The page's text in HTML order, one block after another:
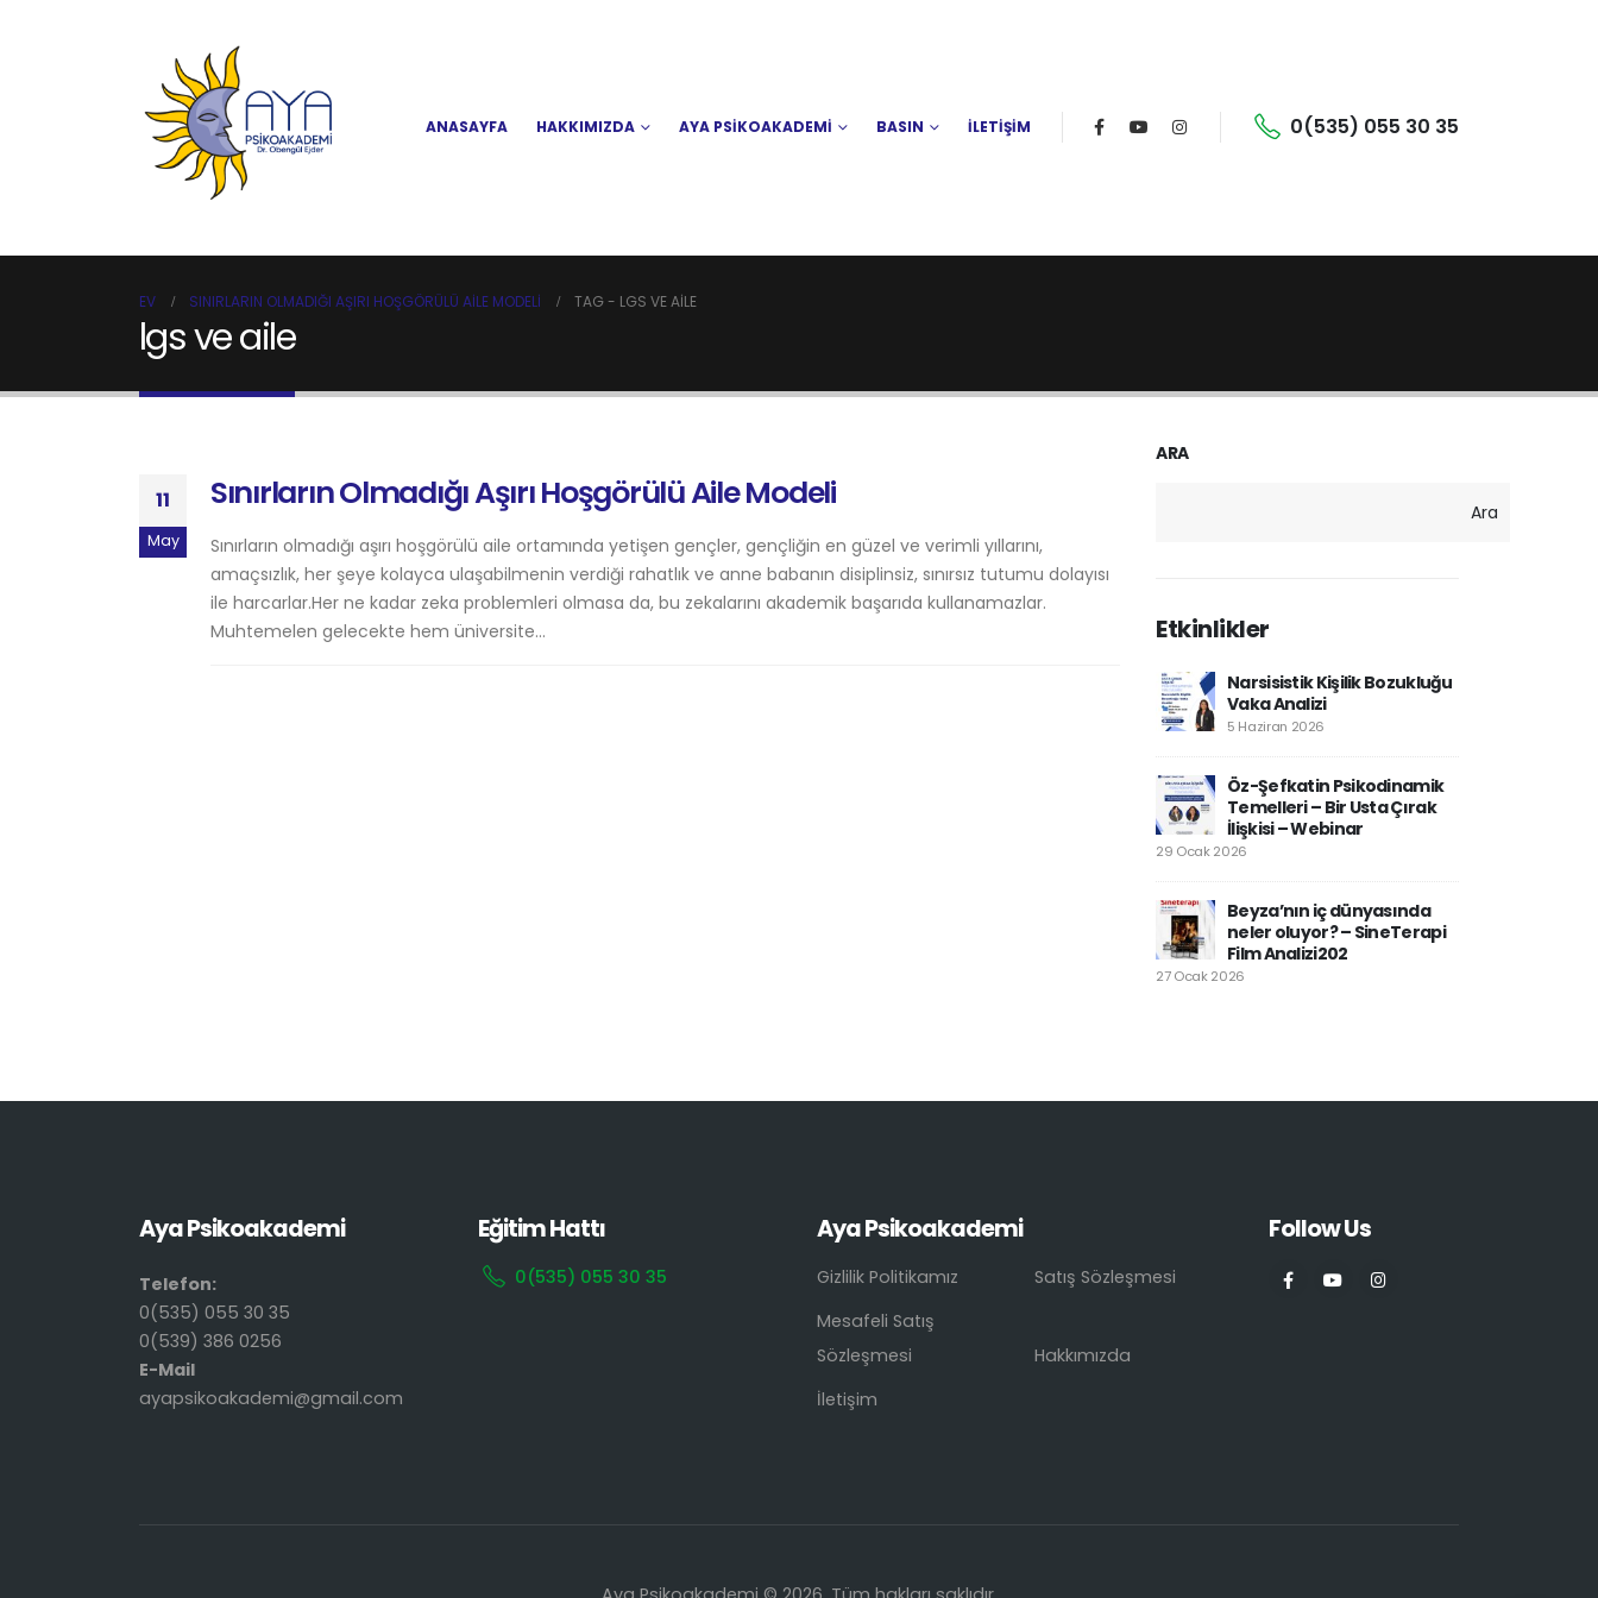
ANASAYFA HAKKIMIZDA AYA PSİKOAKADEMİ BASIN İLETİŞİM 0(535) 055 30 35
EV SINIRLARIN OLMADIĞI AŞIRI HOŞGÖRÜLÜ AILE MODELI TAG - LGS VE AILE
lgs ve aile
11
May
Sınırların Olmadığı Aşırı Hoşgörülü Aile Modeli
Sınırların olmadığı aşırı hoşgörülü aile ortamında yetişen gençler, gençliğin en güzel ve verimli yıllarını,
amaçsızlık, her şeye kolayca ulaşabilmenin verdiği rahatlık ve anne babanın disiplinsiz, sınırsız tutumu dolayısı
ile harcarlar.Her ne kadar zeka problemleri olmasa da, bu zekalarını akademik başarıda kullanamazlar.
Muhtemelen gelecekte hem üniversite...
ARA
Ara
Etkinlikler
Narsisistik Kişilik Bozukluğu
Vaka Analizi
5 Haziran 2026
Öz-Şefkatin Psikodinamik
Temelleri – Bir Usta Çırak
İlişkisi – Webinar
29 Ocak 2026
Beyza’nın iç dünyasında
neler oluyor? – SineTerapi
Film Analizi202
27 Ocak 2026
Aya Psikoakademi
Telefon:
0(535) 055 30 35
0(539) 386 0256
E-Mail
ayapsikoakademi@gmail.com
Eğitim Hattı
0(535) 055 30 35
Aya Psikoakademi
Gizlilik Politikamız
Satış Sözleşmesi
Mesafeli Satış
Sözleşmesi
Hakkımızda
İletişim
Follow Us